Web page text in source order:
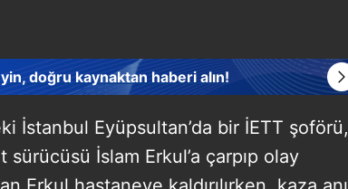
doğru kaynaktan haberi alın!
İstanbul Eyüpsultan’da bir İETT şoförü,
sürücüsü İslam Erkul’a çarpıp olay